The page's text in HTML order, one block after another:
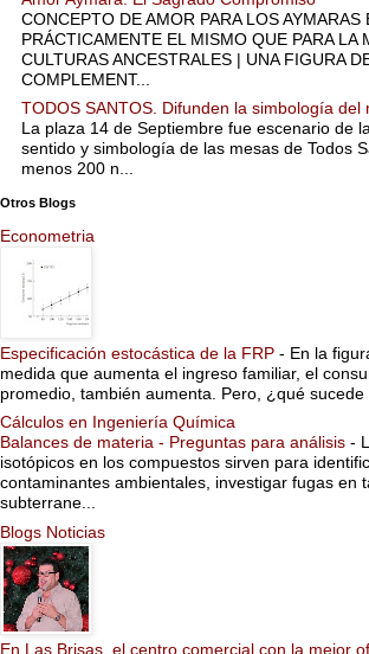
CONCEPTO DE AMOR PARA LOS AYMARAS
PRÁCTICAMENTE EL MISMO QUE PARA LA
CULTURAS ANCESTRALES | UNA FIGURA
COMPLEMENT...
TODOS SANTOS. Difunden la simbología del
La plaza 14 de Septiembre fue escenario de
sentido y simbología de las mesas de Todos
menos 200 n...
Otros Blogs
Econometria
Especificación estocástica de la FRP - En la
medida que aumenta el ingreso familiar, el
promedio, también aumenta. Pero, ¿qué sucede
Cálculos en Ingeniería Química
Balances de materia - Preguntas para análisis -
isotópicos en los compuestos sirven para
contaminantes ambientales, investigar fugas en
subterrane...
Blogs Noticias
En Las Brisas, el centro comercial con la mejor